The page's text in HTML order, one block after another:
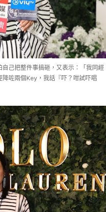
己把整件事搞砸，又表示：「我同經
咗兩個Key，我話『吓？咁試吓唱